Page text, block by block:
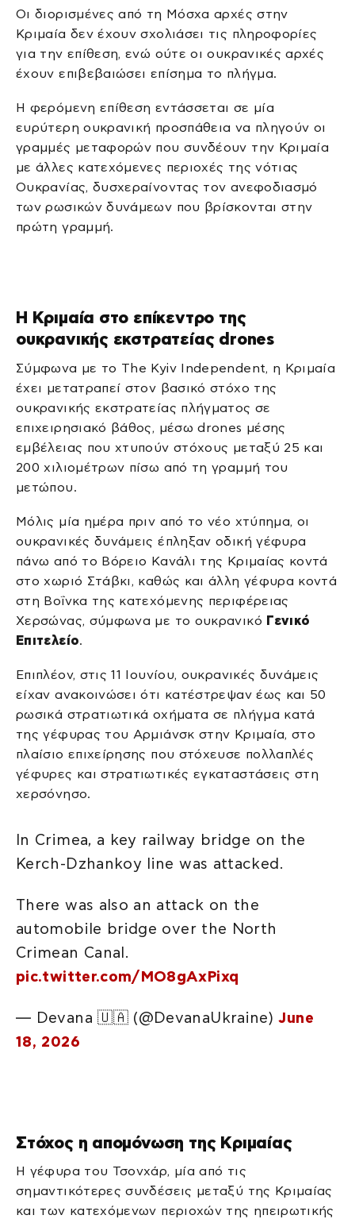
Οι διορισμένες από τη Μόσχα αρχές στην
Κριμαία δεν έχουν σχολιάσει τις πληροφορίες
για την επίθεση, ενώ ούτε οι ουκρανικές αρχές
έχουν επιβεβαιώσει επίσημα το πλήγμα.
Η φερόμενη επίθεση εντάσσεται σε μία
ευρύτερη ουκρανική προσπάθεια να πληγούν οι
γραμμές μεταφορών που συνδέουν την Κριμαία
με άλλες κατεχόμενες περιοχές της νότιας
Ουκρανίας, δυσχεραίνοντας τον ανεφοδιασμό
των ρωσικών δυνάμεων που βρίσκονται στην
πρώτη γραμμή.
Η Κριμαία στο επίκεντρο της
ουκρανικής εκστρατείας drones
Σύμφωνα με το The Kyiv Independent, η Κριμαία
έχει μετατραπεί στον βασικό στόχο της
ουκρανικής εκστρατείας πλήγματος σε
επιχειρησιακό βάθος, μέσω drones μέσης
εμβέλειας που χτυπούν στόχους μεταξύ 25 και
200 χιλιομέτρων πίσω από τη γραμμή του
μετώπου.
Μόλις μία ημέρα πριν από το νέο χτύπημα, οι
ουκρανικές δυνάμεις έπληξαν οδική γέφυρα
πάνω από το Βόρειο Κανάλι της Κριμαίας κοντά
στο χωριό Στάβκι, καθώς και άλλη γέφυρα κοντά
στη Βοΐνκα της κατεχόμενης περιφέρειας
Χερσώνας, σύμφωνα με το ουκρανικό Γενικό
Επιτελείο.
Επιπλέον, στις 11 Ιουνίου, ουκρανικές δυνάμεις
είχαν ανακοινώσει ότι κατέστρεψαν έως και 50
ρωσικά στρατιωτικά οχήματα σε πλήγμα κατά
της γέφυρας του Αρμιάνσκ στην Κριμαία, στο
πλαίσιο επιχείρησης που στόχευσε πολλαπλές
γέφυρες και στρατιωτικές εγκαταστάσεις στη
χερσόνησο.
In Crimea, a key railway bridge on the
Kerch-Dzhankoy line was attacked.
There was also an attack on the
automobile bridge over the North
Crimean Canal.
pic.twitter.com/MO8gAxPixq
— Devana 🇺🇦 (@DevanaUkraine)June
18, 2026
Στόχος η απομόνωση της Κριμαίας
Η γέφυρα του Τσονχάρ, μία από τις
σημαντικότερες συνδέσεις μεταξύ της Κριμαίας
και των κατεχόμενων περιοχών της ηπειρωτικής